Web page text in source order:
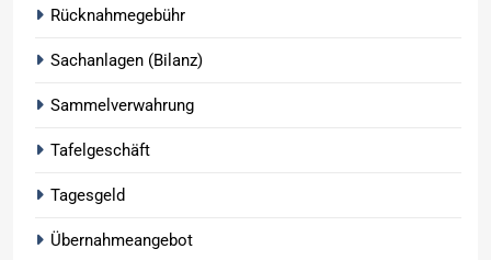
Rücknahmegebühr
Sachanlagen (Bilanz)
Sammelverwahrung
Tafelgeschäft
Tagesgeld
Übernahmeangebot